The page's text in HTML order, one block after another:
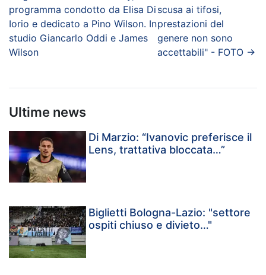
programma condotto da Elisa Di
Iorio e dedicato a Pino Wilson. In
studio Giancarlo Oddi e James
Wilson
scusa ai tifosi,
prestazioni del
genere non sono
accettabili" - FOTO →
Ultime news
Di Marzio: “Ivanovic preferisce il
Lens, trattativa bloccata…”
Biglietti Bologna-Lazio: "settore
ospiti chiuso e divieto…"